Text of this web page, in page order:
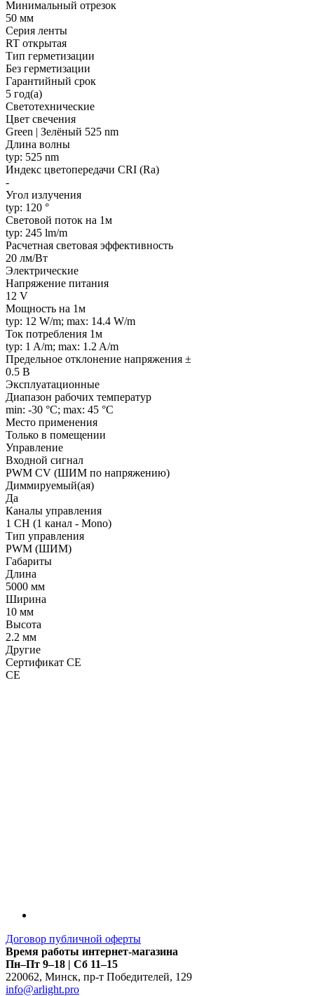
Минимальный отрезок
50 мм
Серия ленты
RT открытая
Тип герметизации
Без герметизации
Гарантийный срок
5 год(а)
Светотехнические
Цвет свечения
Green | Зелёный 525 nm
Длина волны
typ: 525 nm
Индекс цветопередачи CRI (Ra)
-
Угол излучения
typ: 120 °
Световой поток на 1м
typ: 245 lm/m
Расчетная световая эффективность
20 лм/Вт
Электрические
Напряжение питания
12 V
Мощность на 1м
typ: 12 W/m; max: 14.4 W/m
Ток потребления 1м
typ: 1 A/m; max: 1.2 A/m
Предельное отклонение напряжения ±
0.5 В
Эксплуатационные
Диапазон рабочих температур
min: -30 °C; max: 45 °C
Место применения
Только в помещении
Управление
Входной сигнал
PWM СV (ШИМ по напряжению)
Диммируемый(ая)
Да
Каналы управления
1 CH (1 канал - Mono)
Тип управления
PWM (ШИМ)
Габариты
Длина
5000 мм
Ширина
10 мм
Высота
2.2 мм
Другие
Сертификат CE
CE
Договор публичной оферты
Время работы интернет-магазина
Пн–Пт 9–18 | Сб 11–15
220062, Минск, пр-т Победителей, 129
info@arlight.pro